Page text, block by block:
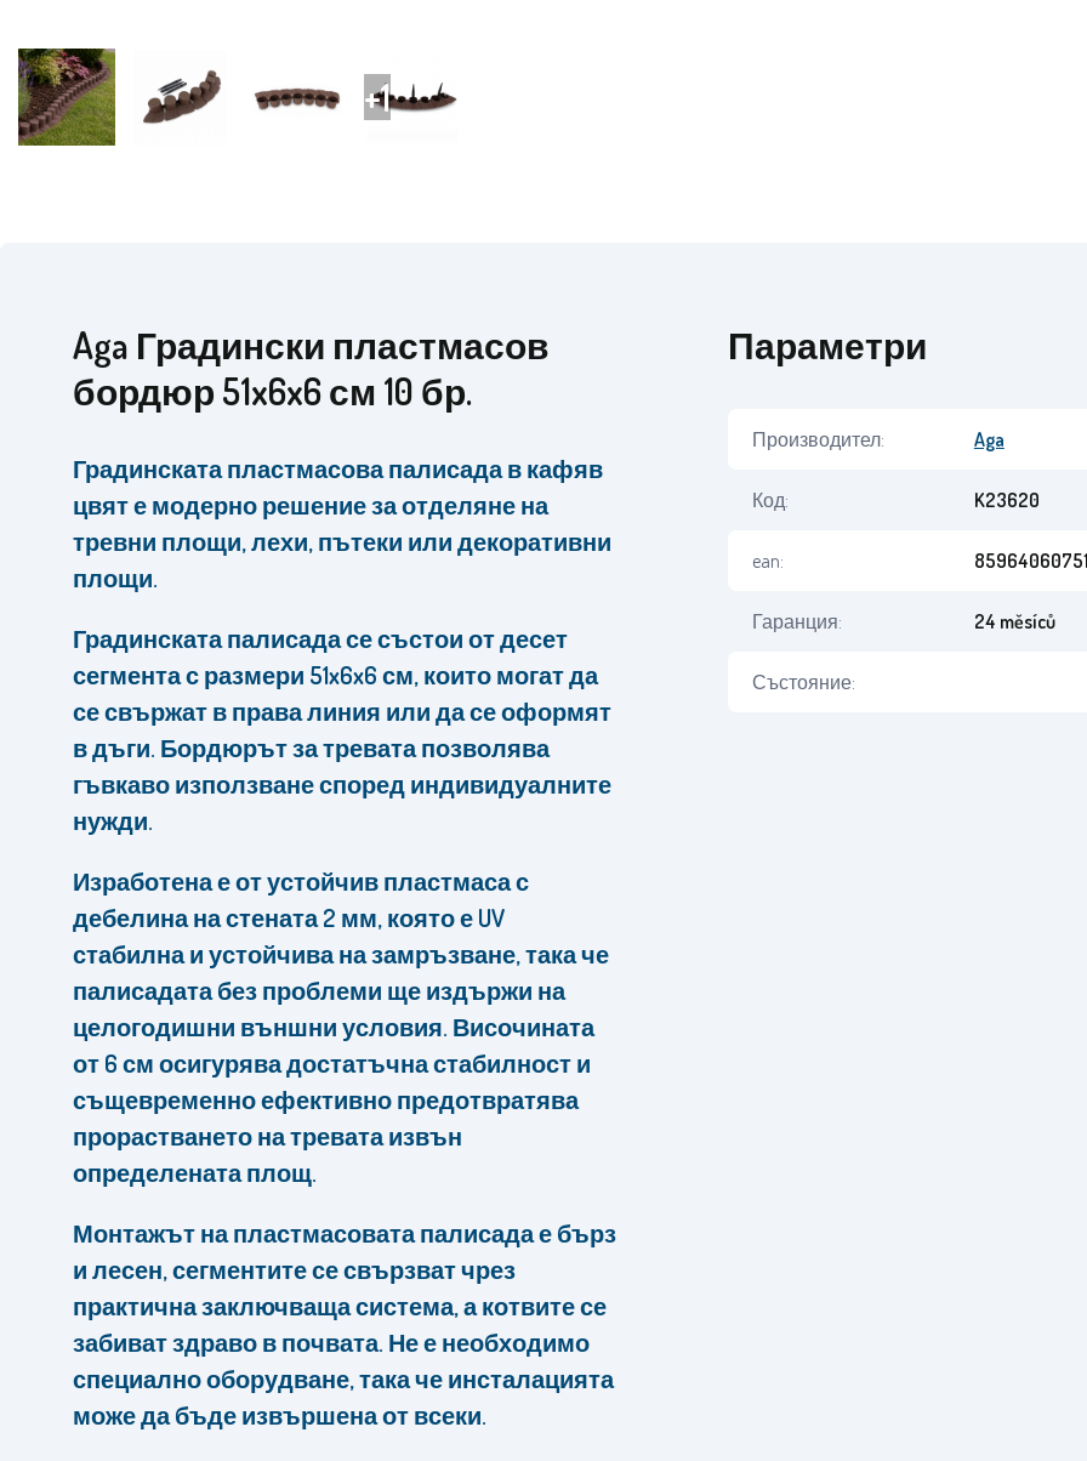
Aga Градински пластмасов
бордюр 51x6x6 см 10 бр.
Градинската пластмасова палисада в кафяв
цвят е модерно решение за отделяне на
тревни площи, лехи, пътеки или декоративни
площи.
Градинската палисада се състои от десет
сегмента с размери 51x6x6 см, които могат да
се свържат в права линия или да се оформят
в дъги. Бордюрът за тревата позволява
гъвкаво използване според индивидуалните
нужди.
Изработена е от устойчив пластмаса с
дебелина на стената 2 мм, която е UV
стабилна и устойчива на замръзване, така че
палисадата без проблеми ще издържи на
целогодишни външни условия. Височината
от 6 см осигурява достатъчна стабилност и
същевременно ефективно предотвратява
прорастването на тревата извън
определената площ.
Монтажът на пластмасовата палисада е бърз
и лесен, сегментите се свързват чрез
практична заключваща система, а котвите се
забиват здраво в почвата. Не е необходимо
специално оборудване, така че инсталацията
може да бъде извършена от всеки.
Параметри
Производител: Aga
Код: K23620
ean:
Гаранция: 24 měsíců
Състояние: